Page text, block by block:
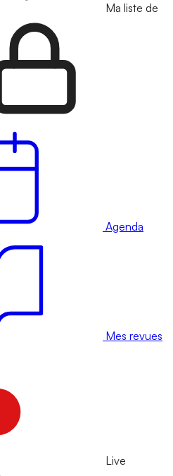
Ma liste de
Agenda
Mes revues
Live